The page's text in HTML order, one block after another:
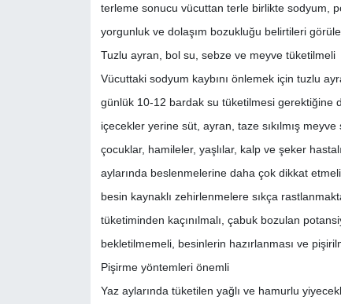
terleme sonucu vücuttan terle birlikte sodyum,
yorgunluk ve dolaşım bozukluğu belirtileri
Tuzlu ayran, bol su, sebze ve meyve tüketilmeli
Vücuttaki sodyum kaybını önlemek için tuzlu
günlük 10-12 bardak su tüketilmesi gerektiğine
içecekler yerine süt, ayran, taze sıkılmış
çocuklar, hamileler, yaşlılar, kalp ve şeker
aylarında beslenmelerine daha çok dikkat
besin kaynaklı zehirlenmelere sıkça
tüketiminden kaçınılmalı, çabuk bozulan
bekletilmemeli, besinlerin hazırlanması ve
Pişirme yöntemleri önemli
Yaz aylarında tüketilen yağlı ve hamurlu